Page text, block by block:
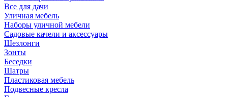
Все для дачи
Уличная мебель
Наборы уличной мебели
Садовые качели и аксессуары
Шезлонги
Зонты
Беседки
Шатры
Пластиковая мебель
Подвесные кресла